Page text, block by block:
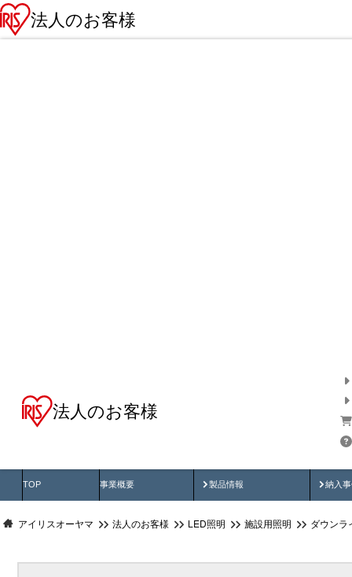
法人のお客様
法人のお客様
TOP 事業概要 製品情報
製品動画 納入
納
アイリスオーヤマ 法人のお客様 LED照明 施設用照明 ダウンラ